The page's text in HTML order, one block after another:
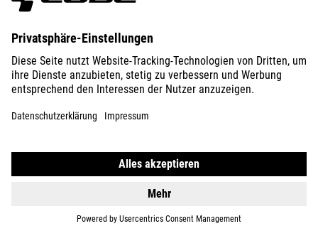
EQUIPMENT
SUPPORT
ÜBER UNS